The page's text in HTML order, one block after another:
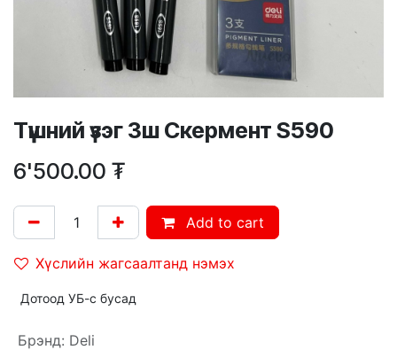
Түүшний үзэг 3ш Скермент S590
6'500.00 ₮
Add to cart
Хүслийн жагсаалтанд нэмэх
Дотоод УБ-с бусад
Брэнд: Deli